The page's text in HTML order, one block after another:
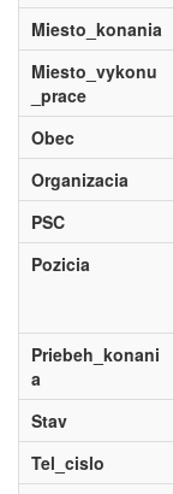
Miesto_konania
Miesto_vykonu
_prace
Obec
Organizacia
PSC
Pozicia
Priebeh_konani
a
Stav
Tel_cislo